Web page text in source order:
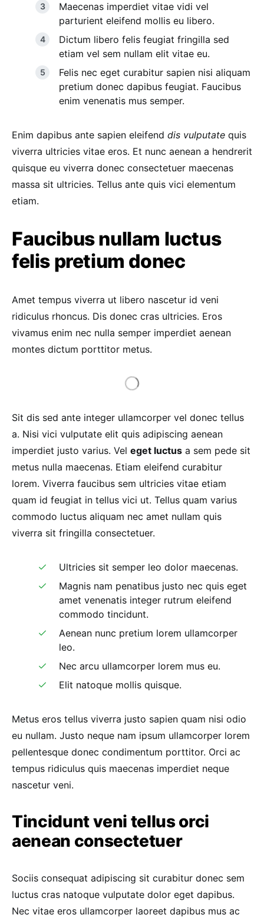
Maecenas imperdiet vitae vidi vel
parturient eleifend mollis eu libero.
Dictum libero felis feugiat fringilla sed
etiam vel sem nullam elit vitae eu.
Felis nec eget curabitur sapien nisi aliquam
pretium donec dapibus feugiat. Faucibus
enim venenatis mus semper.
Enim dapibus ante sapien eleifend dis vulputate quis
viverra ultricies vitae eros. Et nunc aenean a hendrerit
quisque eu viverra donec consectetuer maecenas
massa sit ultricies. Tellus ante quis vici elementum
etiam.
Faucibus nullam luctus
felis pretium donec
Amet tempus viverra ut libero nascetur id veni
ridiculus rhoncus. Dis donec cras ultricies. Eros
vivamus enim nec nulla semper imperdiet aenean
montes dictum porttitor metus.
Sit dis sed ante integer ullamcorper vel donec tellus
a. Nisi vici vulputate elit quis adipiscing aenean
imperdiet justo varius. Vel eget luctus a sem pede sit
metus nulla maecenas. Etiam eleifend curabitur
lorem. Viverra faucibus sem ultricies vitae etiam
quam id feugiat in tellus vici ut. Tellus quam varius
commodo luctus aliquam nec amet nullam quis
viverra sit fringilla consectetuer.
Ultricies sit semper leo dolor maecenas.
Magnis nam penatibus justo nec quis eget
amet venenatis integer rutrum eleifend
commodo tincidunt.
Aenean nunc pretium lorem ullamcorper
leo.
Nec arcu ullamcorper lorem mus eu.
Elit natoque mollis quisque.
Metus eros tellus viverra justo sapien quam nisi odio
eu nullam. Justo neque nam ipsum ullamcorper lorem
pellentesque donec condimentum porttitor. Orci ac
tempus ridiculus quis maecenas imperdiet neque
nascetur veni.
Tincidunt veni tellus orci
aenean consectetuer
Sociis consequat adipiscing sit curabitur donec sem
luctus cras natoque vulputate dolor eget dapibus.
Nec vitae eros ullamcorper laoreet dapibus mus ac